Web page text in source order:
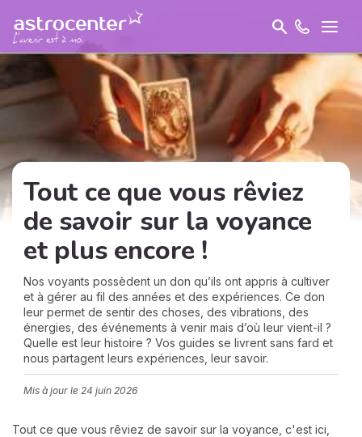
Tout ce que vous rêviez
de savoir sur la voyance
et plus encore !
Nos voyants possèdent un don qu’ils ont appris à cultiver
et à gérer au fil des années et des expériences. Ce don
leur permet de sentir des choses, des vibrations, des
énergies, des événements à venir mais d’où leur vient-il ?
Quelle est leur histoire ? Vos guides se livrent sans fard et
nous partagent leurs expériences, leur savoir.
Mis à jour le 24 juin 2026
Tout ce que vous rêviez de savoir sur la voyance, c'est ici,